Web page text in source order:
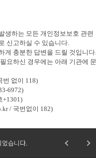
생하는 모든 개인정보보호 관련
신고하실 수 있습니다.
게 충분한 답변을 드릴 것입니다.
요하신 경우에는 아래 기관에 문
번 없이 118)
6972)
+1301)
/ 국번없이 182)
습니다.